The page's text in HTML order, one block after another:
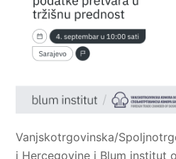
Vanjskotrgovinska/
i Hercegovine i Blum institut